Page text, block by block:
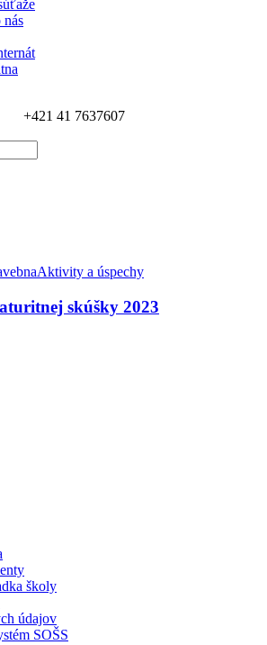
nás
+421 41 7637607
Aktivity a úspechy
skúšky 2023
školy
údajov
SOŠS